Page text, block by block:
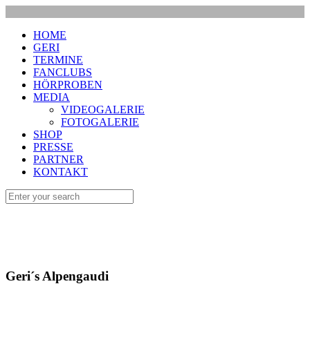
HOME
GERI
TERMINE
FANCLUBS
HÖRPROBEN
MEDIA
VIDEOGALERIE
FOTOGALERIE
SHOP
PRESSE
PARTNER
KONTAKT
Geri´s Alpengaudi